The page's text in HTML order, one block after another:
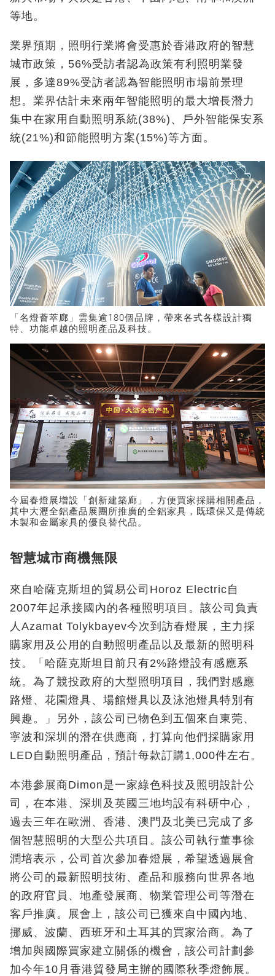
等地。
業界預期，照明行業將會受惠於香港政府的智慧
城市政策，56%受訪者認為政策有利照明業發
展，多達89%受訪者認為智能照明市場前景理
想。業界估計未來兩年智能照明的最大增長潛力
集中在家用自動照明系統(38%)、戶外智能保安系
統(21%)和節能照明方案(15%)等方面。
「名燈薈萃廊」雲集逾180個品牌，帶來各式各樣設計獨
特、功能卓越的照明產品及科技。
今屆春燈展增設「創新建築廊」，方便買家採購相關產品，
其中大瀝全鋁產品展團所推廣的全鋁家具，既環保又是傳統
木製和金屬家具的優良替代品。
智慧城市商機無限
來自哈薩克斯坦的貿易公司Horoz Electric自
2007年起承接國內的各種照明項目。該公司負責
人Azamat Tolykbayev今次到訪春燈展，主力採
購家用及公用的自動照明產品以及最新的照明科
技。「哈薩克斯坦目前只有2%路燈設有感應系
統。為了競投政府的大型照明項目，我們對感應
路燈、花園燈具、場館燈具以及泳池燈具特別有
興趣。」另外，該公司已物色到五個來自東莞、
寧波和深圳的潛在供應商，打算向他們採購家用
LED自動照明產品，預計每款訂購1,000件左右。
本港參展商Dimon是一家綠色科技及照明設計公
司，在本港、深圳及英國三地均設有科研中心，
過去三年在歐洲、香港、澳門及北美已完成了多
個智慧照明的大型公共項目。該公司執行董事徐
潤培表示，公司首次參加春燈展，希望透過展會
將公司的最新照明技術、產品和服務向世界各地
的政府官員、地產發展商、物業管理公司等潛在
客戶推廣。展會上，該公司已獲來自中國內地、
挪威、波蘭、西班牙和土耳其的買家洽商。為了
增加與國際買家建立關係的機會，該公司計劃參
加今年10月香港貿發局主辦的國際秋季燈飾展。